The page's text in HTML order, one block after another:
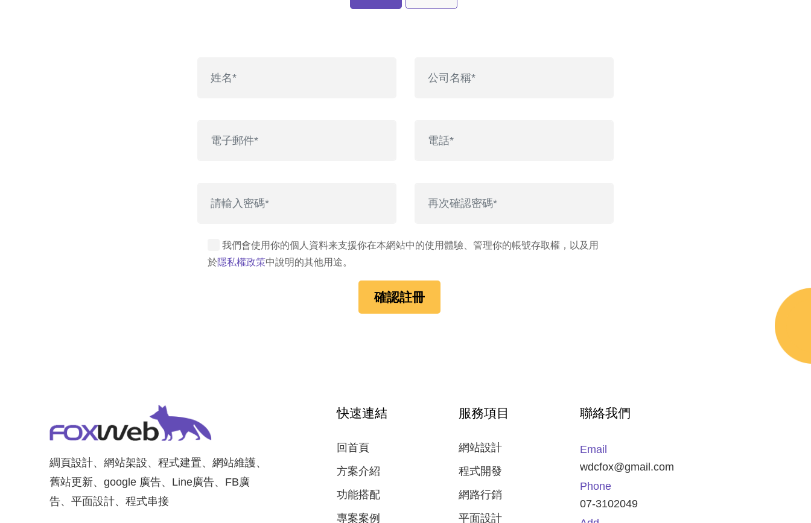
我們會使用你的個人資料来支援你在本網站中的使用體驗、管理你的帳號存取權，以及用
於隱私權政策中說明的其他用途。
確認註冊
綢頁設計、網站架設、程式建置、網站維護、
舊站更新、google 廣告、Line廣告、FB廣
告、平面設計、程式串接
快速連結
回首頁
方案介紹
功能搭配
專案案例
服務項目
網站設計
程式開發
網路行銷
平面設計
聯絡我們
Email
wdcfox@gmail.com
Phone
07-3102049